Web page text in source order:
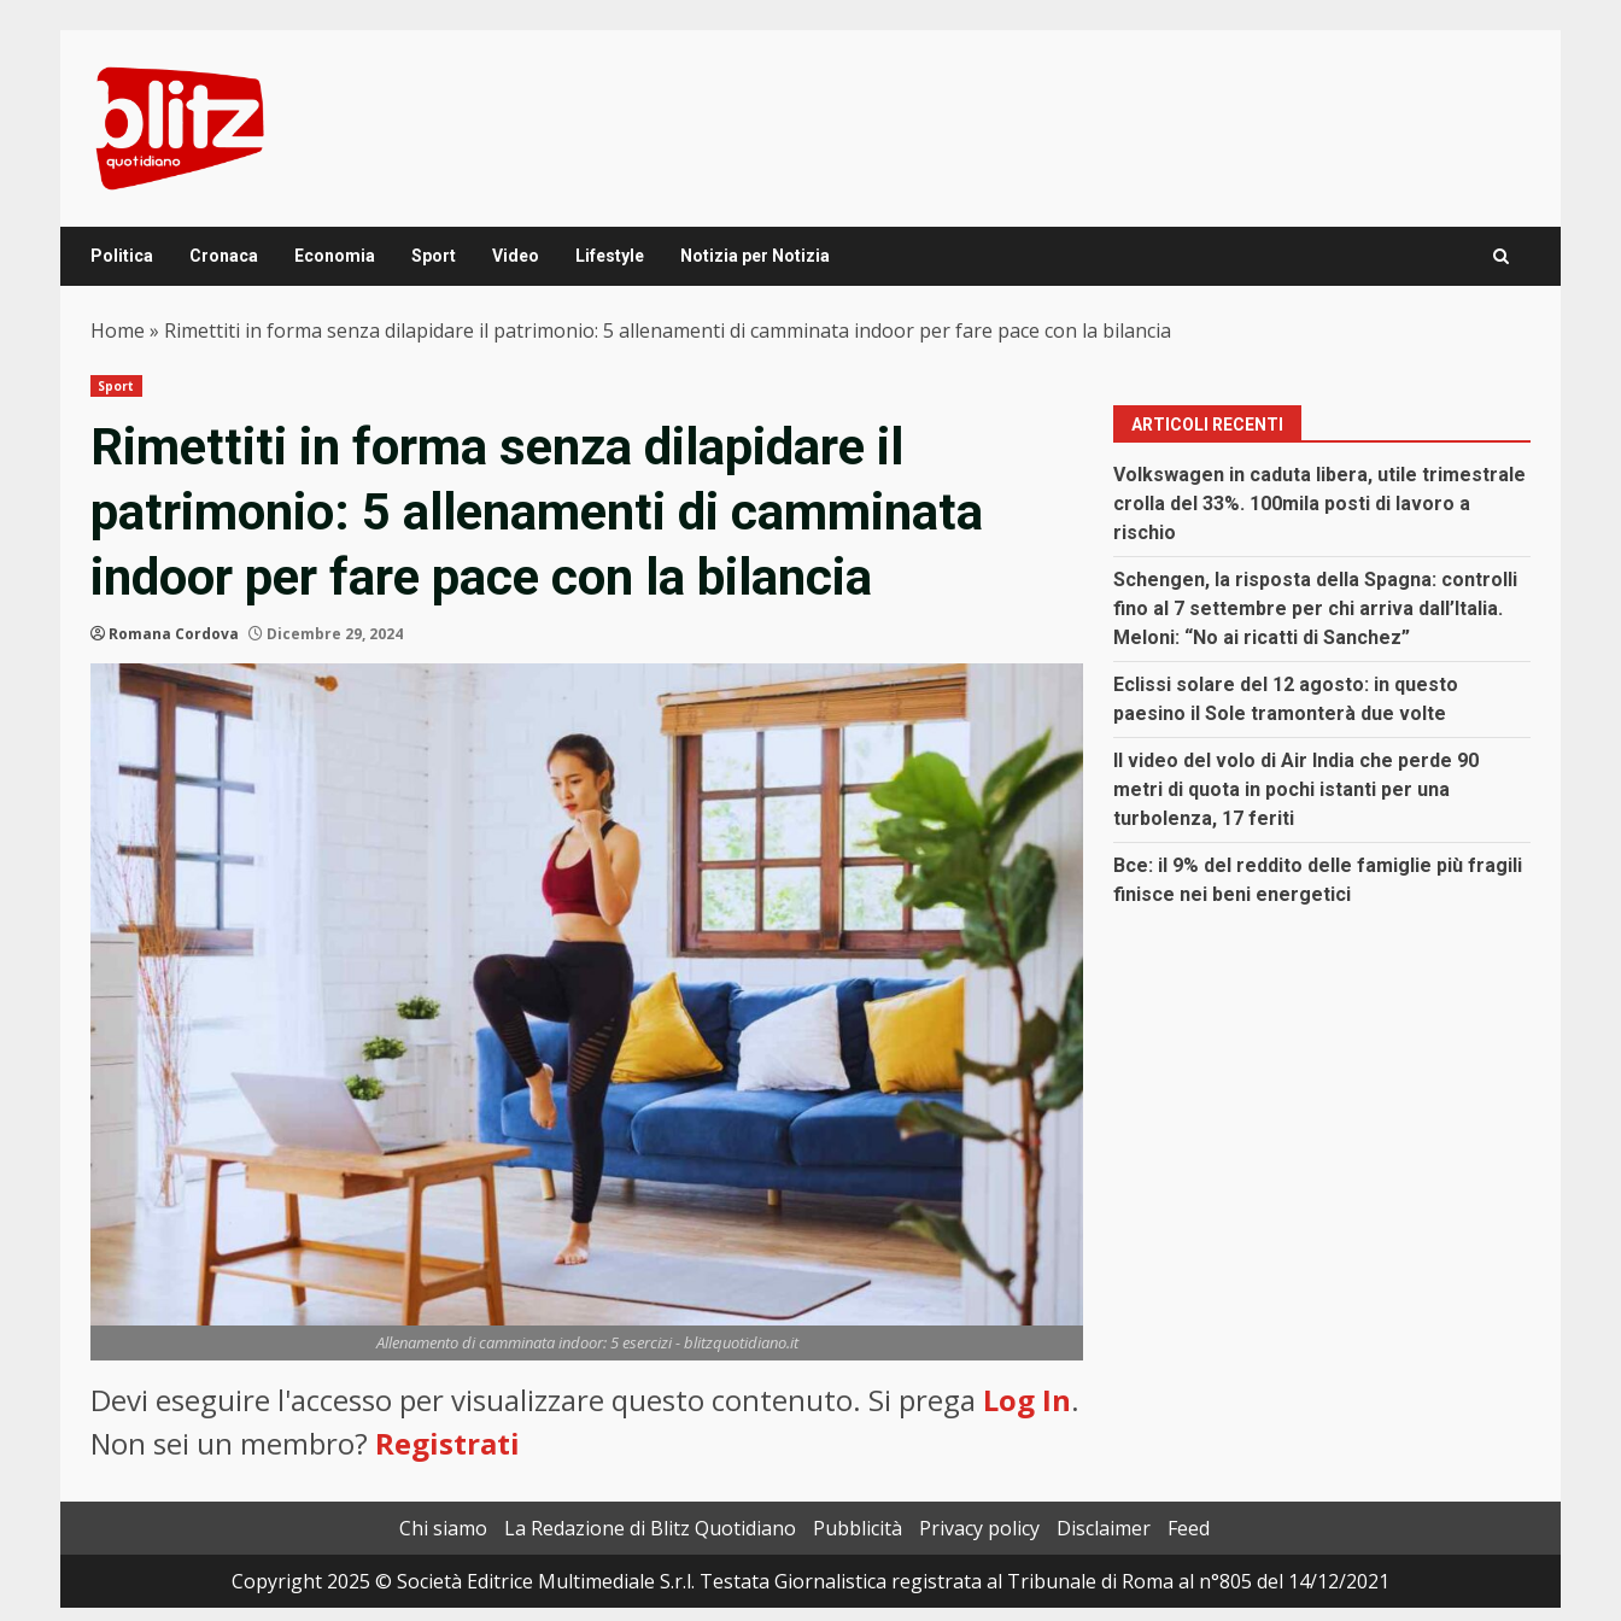
content
Politica Cronaca Economia Sport Video Lifestyle Notizia per Notizia
Home » Rimettiti in forma senza dilapidare il patrimonio: 5 allenamenti di camminata indoor per fare pace con la bilancia
Sport
Rimettiti in forma senza dilapidare il
patrimonio: 5 allenamenti di camminata
indoor per fare pace con la bilancia
Romana Cordova Dicembre 29, 2024
Allenamento di camminata indoor: 5 esercizi - blitzquotidiano.it
Devi eseguire l'accesso per visualizzare questo contenuto. Si prega Log In.
Non sei un membro? Registrati
ARTICOLI RECENTI
Volkswagen in caduta libera, utile trimestrale
crolla del 33%. 100mila posti di lavoro a
rischio
Schengen, la risposta della Spagna: controlli
fino al 7 settembre per chi arriva dall’Italia.
Meloni: “No ai ricatti di Sanchez”
Eclissi solare del 12 agosto: in questo
paesino il Sole tramonterà due volte
Il video del volo di Air India che perde 90
metri di quota in pochi istanti per una
turbolenza, 17 feriti
Bce: il 9% del reddito delle famiglie più fragili
finisce nei beni energetici
Chi siamo La Redazione di Blitz Quotidiano Pubblicità Privacy policy Disclaimer
Feed
Copyright 2025 © Società Editrice Multimediale S.r.l. Testata Giornalistica registrata al Tribunale di Roma al n°805 del 14/12/2021